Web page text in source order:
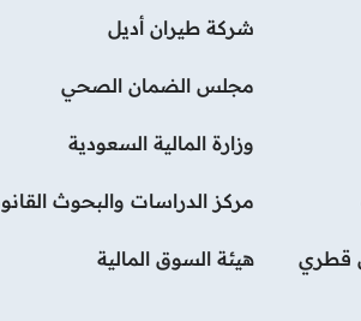
في شركة جوجل براتب 50,000 ريال قطري
شركة طيران أديل
مجلس الضمان الصحي
وزارة المالية السعودية
مركز الدراسات والبحوث
هيئة السوق المالية